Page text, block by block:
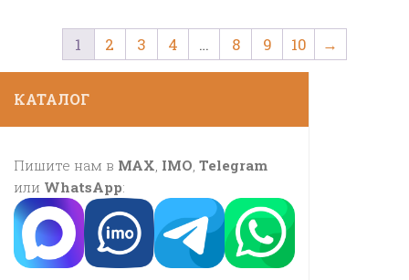
1 2 3 4 … 8 9 10 →
КАТАЛОГ
Пишите нам в MAX IMO Telegram
или WhatsApp: